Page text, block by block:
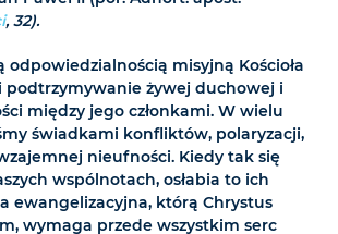
, 32).
odpowiedzialnością misyjną Kościoła
podtrzymywanie żywej duchowej i
między jego członkami. W wielu
świadkami konfliktów, polaryzacji,
nieufności. Kiedy tak się
wspólnotach, osłabia to ich
ewangelizacyjna, którą Chrystus
wymaga przede wszystkim serc